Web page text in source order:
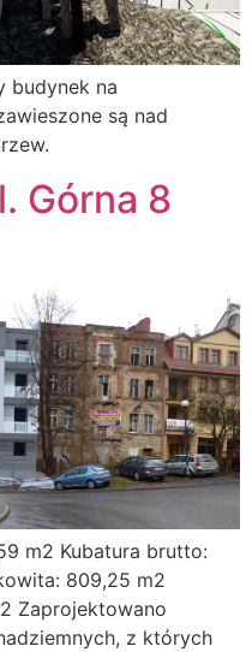
budynek na
są nad
Górna 8
m2 Kubatura brutto:
809,25 m2
Zaprojektowano
z których